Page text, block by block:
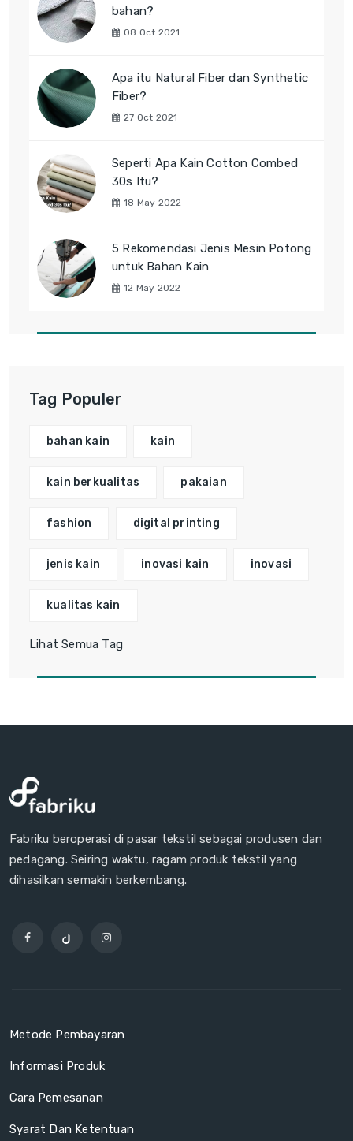
bahan?
08 Oct 2021
Apa itu Natural Fiber dan Synthetic
Fiber?
27 Oct 2021
Seperti Apa Kain Cotton Combed
30s Itu?
18 May 2022
5 Rekomendasi Jenis Mesin Potong
untuk Bahan Kain
12 May 2022
Tag Populer
bahan kain kain
kain berkualitas pakaian
fashion digital printing
jenis kain inovasi kain inovasi
kualitas kain
Lihat Semua Tag
Fabriku beroperasi di pasar tekstil sebagai produsen dan
pedagang. Seiring waktu, ragam produk tekstil yang
dihasilkan semakin berkembang.
Metode Pembayaran
Informasi Produk
Cara Pemesanan
Syarat Dan Ketentuan